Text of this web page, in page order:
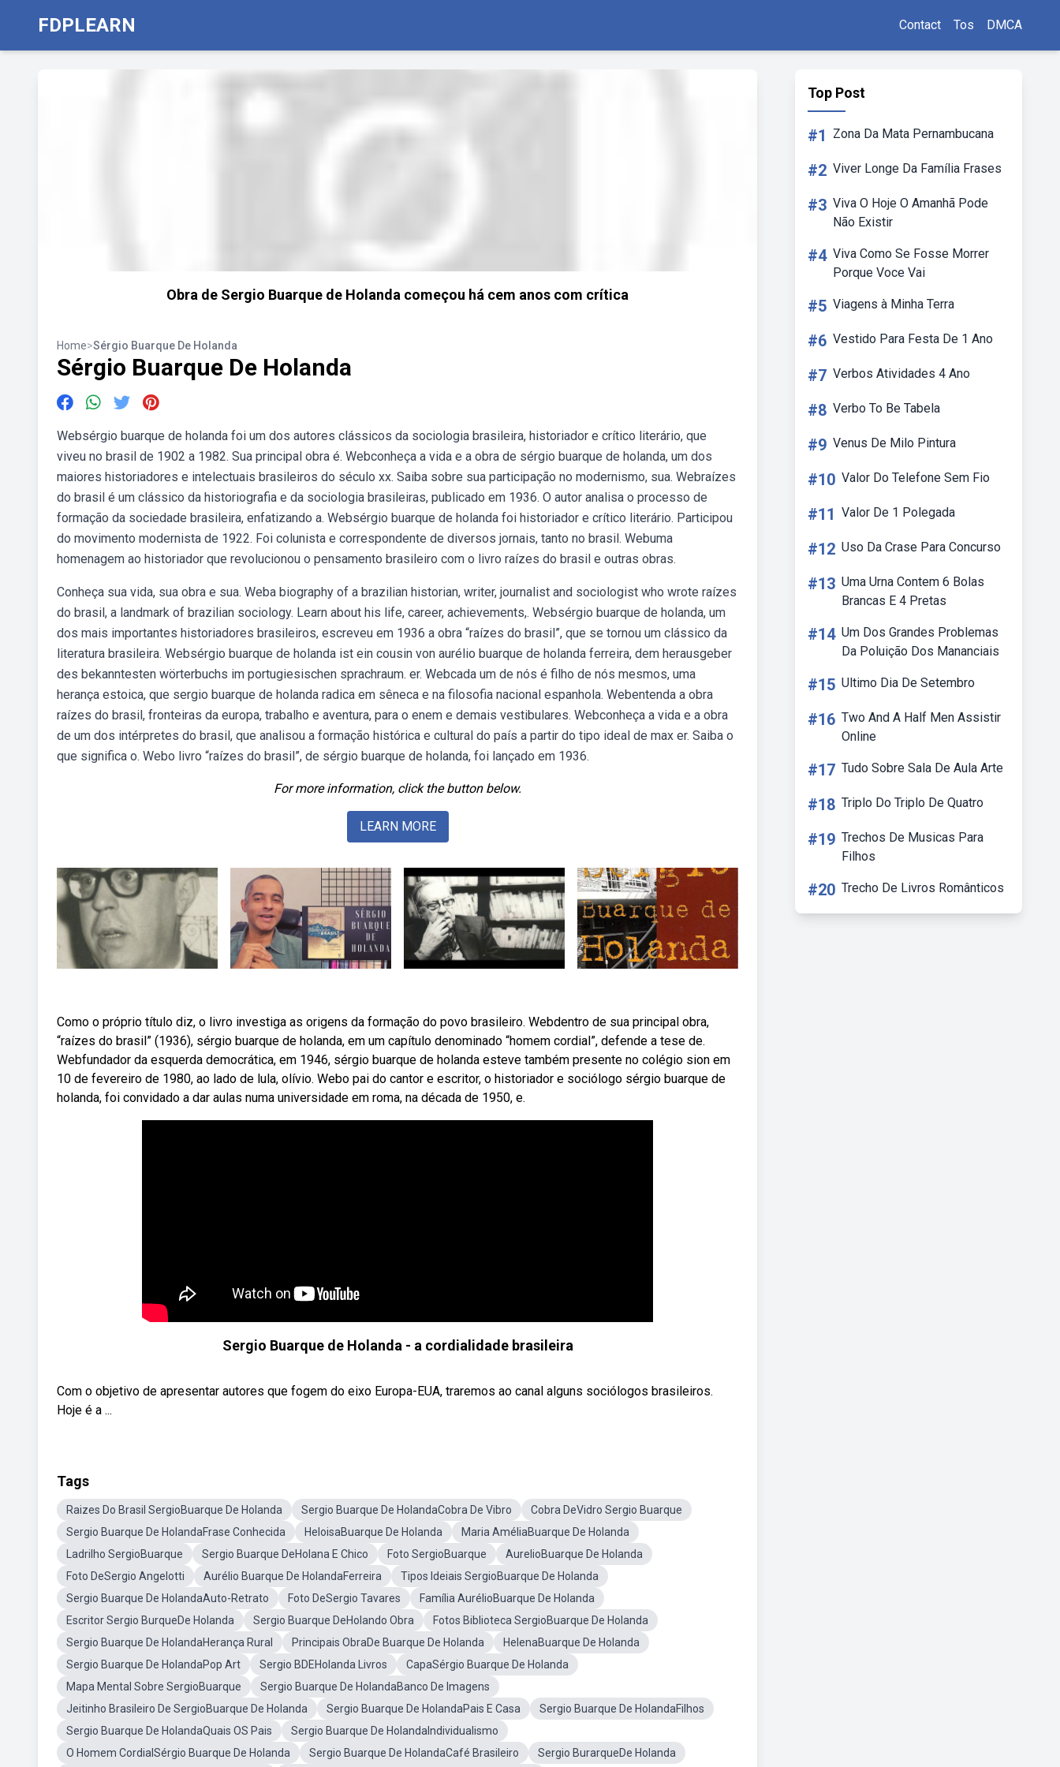
FDPLEARN Contact Tos DMCA
Obra de Sergio Buarque de Holanda começou há cem anos com crítica
Home>Sérgio Buarque De Holanda
Sérgio Buarque De Holanda
Websérgio buarque de holanda foi um dos autores clássicos da sociologia brasileira, historiador e crítico literário, que
viveu no brasil de 1902 a 1982. Sua principal obra é. Webconheça a vida e a obra de sérgio buarque de holanda, um dos
maiores historiadores e intelectuais brasileiros do século xx. Saiba sobre sua participação no modernismo, sua. Webraízes
do brasil é um clássico da historiografia e da sociologia brasileiras, publicado em 1936. O autor analisa o processo de
formação da sociedade brasileira, enfatizando a. Websérgio buarque de holanda foi historiador e crítico literário. Participou
do movimento modernista de 1922. Foi colunista e correspondente de diversos jornais, tanto no brasil. Webuma
homenagem ao historiador que revolucionou o pensamento brasileiro com o livro raízes do brasil e outras obras.
Conheça sua vida, sua obra e sua. Weba biography of a brazilian historian, writer, journalist and sociologist who wrote raízes
do brasil, a landmark of brazilian sociology. Learn about his life, career, achievements,. Websérgio buarque de holanda, um
dos mais importantes historiadores brasileiros, escreveu em 1936 a obra “raízes do brasil”, que se tornou um clássico da
literatura brasileira. Websérgio buarque de holanda ist ein cousin von aurélio buarque de holanda ferreira, dem herausgeber
des bekanntesten wörterbuchs im portugiesischen sprachraum. er. Webcada um de nós é filho de nós mesmos, uma
herança estoica, que sergio buarque de holanda radica em sêneca e na filosofia nacional espanhola. Webentenda a obra
raízes do brasil, fronteiras da europa, trabalho e aventura, para o enem e demais vestibulares. Webconheça a vida e a obra
de um dos intérpretes do brasil, que analisou a formação histórica e cultural do país a partir do tipo ideal de max er. Saiba o
que significa o. Webo livro “raízes do brasil”, de sérgio buarque de holanda, foi lançado em 1936.
For more information, click the button below.
LEARN MORE
Como o próprio título diz, o livro investiga as origens da formação do povo brasileiro. Webdentro de sua principal obra,
“raízes do brasil” (1936), sérgio buarque de holanda, em um capítulo denominado “homem cordial”, defende a tese de.
Webfundador da esquerda democrática, em 1946, sérgio buarque de holanda esteve também presente no colégio sion em
10 de fevereiro de 1980, ao lado de lula, olívio. Webo pai do cantor e escritor, o historiador e sociólogo sérgio buarque de
holanda, foi convidado a dar aulas numa universidade em roma, na década de 1950, e.
Sergio Buarque de Holanda - a cordialidade brasileira
Com o objetivo de apresentar autores que fogem do eixo Europa-EUA, traremos ao canal alguns sociólogos brasileiros.
Hoje é a ...
Tags
Raizes Do Brasil SergioBuarque De Holanda Sergio Buarque De HolandaCobra De Vibro
Cobra DeVidro Sergio Buarque
Sergio Buarque De HolandaFrase Conhecida
HeloisaBuarque De Holanda
Maria AméliaBuarque De Holanda
Ladrilho SergioBuarque
Sergio Buarque DeHolana E Chico Foto SergioBuarque
AurelioBuarque De Holanda
Foto DeSergio Angelotti
Aurélio Buarque De HolandaFerreira
Tipos Ideiais SergioBuarque De Holanda
Sergio Buarque De HolandaAuto-Retrato
Foto DeSergio Tavares
Família AurélioBuarque De Holanda
Escritor Sergio BurqueDe Holanda
Sergio Buarque DeHolando Obra
Fotos Biblioteca SergioBuarque De Holanda
Sergio Buarque De HolandaHerança Rural
Principais ObraDe Buarque De Holanda
HelenaBuarque De Holanda
Sergio Buarque De HolandaPop Art
Sergio BDEHolanda Livros
CapaSérgio Buarque De Holanda
Mapa Mental Sobre SergioBuarque
Sergio Buarque De HolandaBanco De Imagens
Jeitinho Brasileiro De SergioBuarque De Holanda
Sergio Buarque De HolandaPais E Casa
Sergio Buarque De HolandaFilhos
Sergio Buarque De HolandaQuais OS Pais
Sergio Buarque De HolandaIndividualismo
O Homem CordialSérgio Buarque De Holanda
Sergio Buarque De HolandaCafé Brasileiro
Sergio BurarqueDe Holanda
Top Post
#1 Zona Da Mata Pernambucana
#2 Viver Longe Da Família Frases
#3 Viva O Hoje O Amanhã Pode
Não Existir
#4 Viva Como Se Fosse Morrer
Porque Voce Vai
#5 Viagens à Minha Terra
#6 Vestido Para Festa De 1 Ano
#7 Verbos Atividades 4 Ano
#8 Verbo To Be Tabela
#9 Venus De Milo Pintura
#10 Valor Do Telefone Sem Fio
#11 Valor De 1 Polegada
#12 Uso Da Crase Para Concurso
#13 Uma Urna Contem 6 Bolas
Brancas E 4 Pretas
#14 Um Dos Grandes Problemas
Da Poluição Dos Mananciais
#15 Ultimo Dia De Setembro
#16 Two And A Half Men Assistir
Online
#17 Tudo Sobre Sala De Aula Arte
#18 Triplo Do Triplo De Quatro
#19 Trechos De Musicas Para
Filhos
#20 Trecho De Livros Românticos